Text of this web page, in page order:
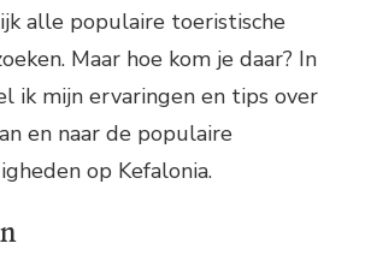
alle populaire toeristische
Maar hoe kom je daar? In
ik mijn ervaringen en tips over
en naar de populaire
op Kefalonia.